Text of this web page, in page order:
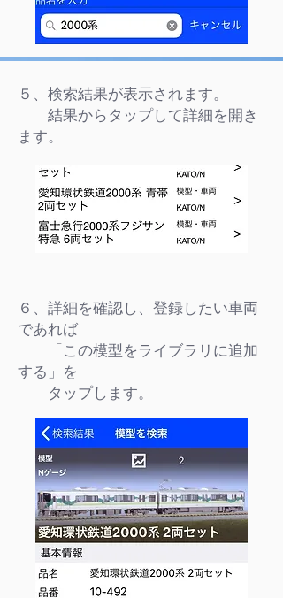
５、検索結果が表示されます。
結果からタップして詳細を開き
ます。
６、詳細を確認し、登録したい車両
であれば
「この模型をライブラリに追加
する」を
タップします。